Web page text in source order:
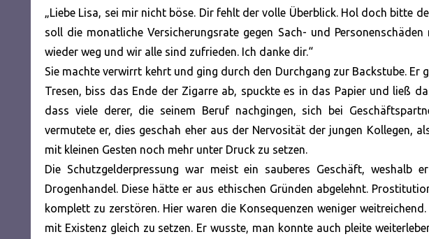
„Liebe Lisa, sei mir nicht böse. Dir fehlt der volle Überblick. Hol doch bitte
soll die monatliche Versicherungsrate gegen Sach- und
wieder weg und wir alle sind zufrieden. Ich danke dir.“
Sie machte verwirrt kehrt und ging durch den Durchgang zur Backstube. Er
Tresen, biss das Ende der Zigarre ab, spuckte es in das Papier und ließ
dass viele derer, die seinem Beruf nachgingen, sich bei
vermutete er, dies geschah eher aus der Nervosität der jungen Kollegen,
mit kleinen Gesten noch mehr unter Druck zu setzen.
Die Schutzgelderpressung war meist ein sauberes Geschäft,
Drogenhandel. Diese hätte er aus ethischen Gründen abgelehnt.
komplett zu zerstören. Hier waren die Konsequenzen weniger
mit Existenz gleich zu setzen. Er wusste, man konnte auch pleite